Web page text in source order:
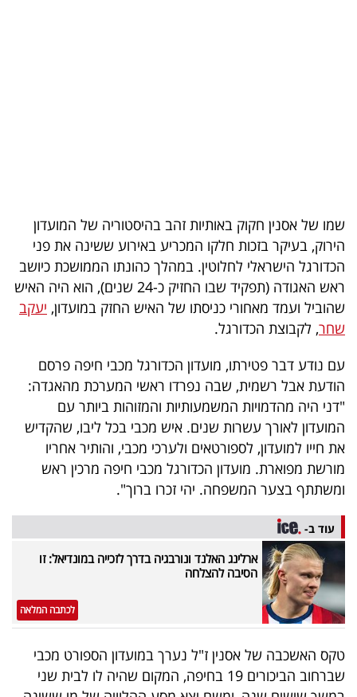
הכלכלי
פודקאסט
40
UNDER
40
שיתופי
פעולה
דרושים
ניוזלטרים
מייל
שמו של אסנין חקוק באותיות זהב בהיסטוריה של המועדון
הירוק, בעיקר בזכות חלקו המכריע באירוע ששינה את פני
הכדורגל הישראלי לחלוטין. במהלך כהונתו הממושכת כיושב
ראש האגודה (תפקיד שבו החזיק כ-24 שנים), הוא היה האיש
שהוביל ועמד מאחורי כניסתו של האיש החזק במועדון, יעקב
שחר, לקבוצת הכדורגל.
עם נודע דבר פטירתו, מועדון הכדורגל מכבי חיפה פרסם
הודעת אבל רשמית, שבה נפרדו ראשי המערכת מהאגדה:
"דני היה מהדמויות המשמעותיות והמזוהות ביותר עם
המועדון לאורך עשרות שנים. איש מכבי בכל ליבו, שהקדיש
את חייו למועדון, לספורטאים ולערכי מכבי, והותיר אחריו
מורשת מפוארת. מועדון הכדורגל מכבי חיפה מרכין ראש
ומשתתף בצער המשפחה. יהי זכרו ברוך".
עוד ב-
ארלינג האלנד ונורבגיה בדרך לזכייה במונדיאל: זו
הסיבה להצלחה
לכתבה המלאה
טקס האשכבה של אסנין ז"ל נערך במועדון הספורט מכבי
שברחוב הביכורים 19 בחיפה, המקום שהיה לו לבית שני